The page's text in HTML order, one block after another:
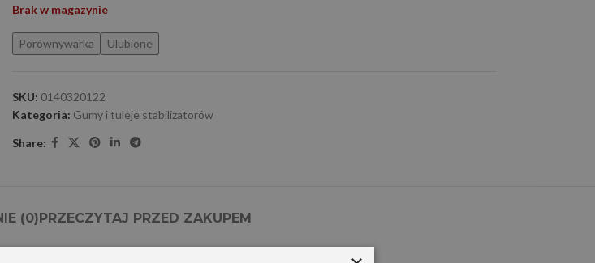
Brak w magazynie
Porównywarka Ulubione
SKU: 0140320122
Kategoria: Gumy i tuleje stabilizatorów
Share:
(0)PRZECZYTAJ PRZED ZAKUPEM